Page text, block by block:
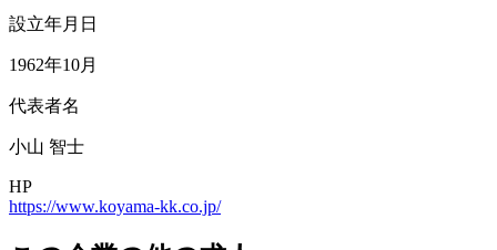
設立年月日
1962年10月
代表者名
小山 智士
HP
https://www.koyama-kk.co.jp/